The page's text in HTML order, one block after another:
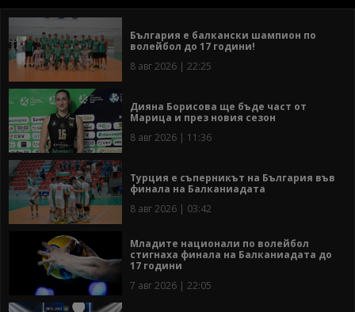
България е балкански шампион по
волейбол до 17 години!
8 авг 2026 | 22:25
Дияна Борисова ще бъде част от
Марица и през новия сезон
8 авг 2026 | 11:36
Турция е съперникът на България във
финала на Балканиадата
8 авг 2026 | 03:42
Младите национали по волейбол
стигнаха финала на Балканиадата до
17 години
7 авг 2026 | 22:05